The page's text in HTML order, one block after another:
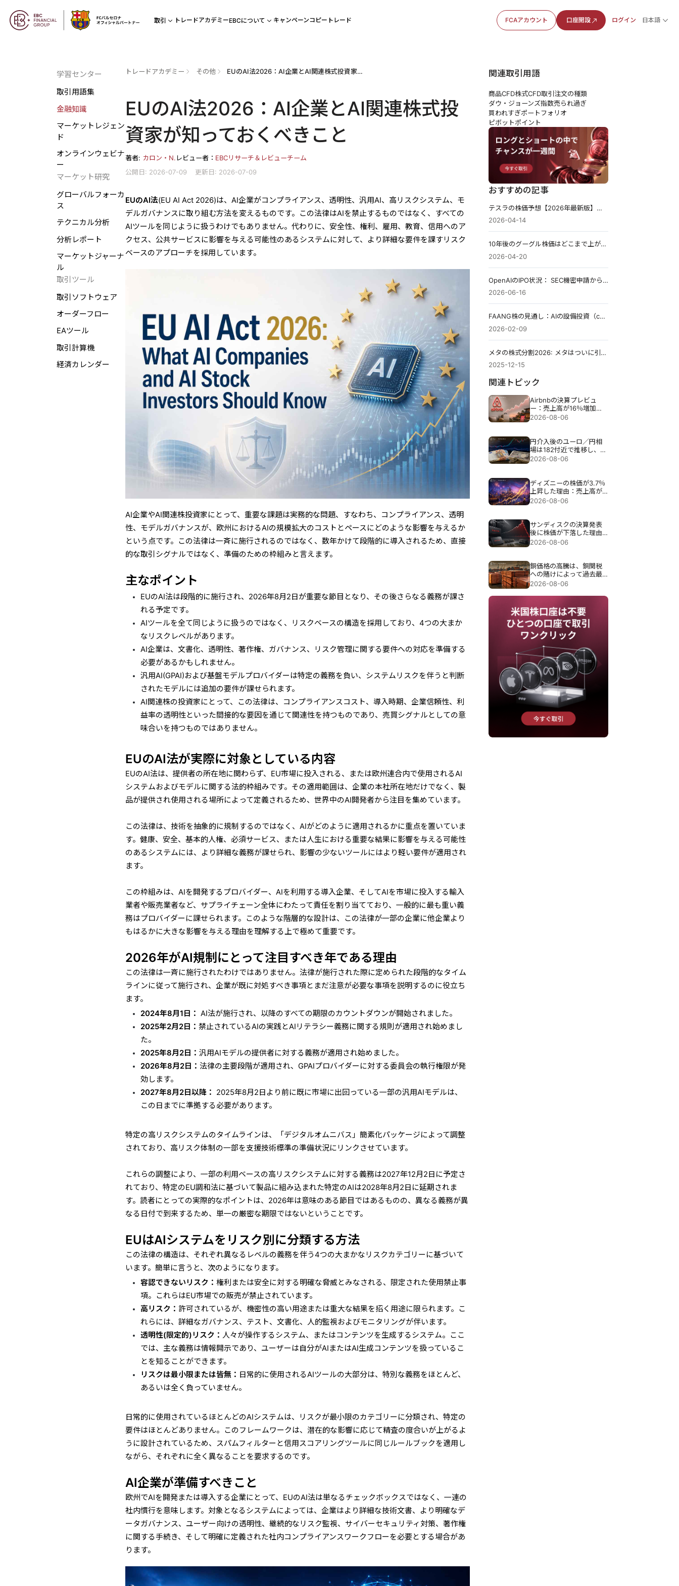
取引 トレードアカデミーEBCについて キャンペーンコピートレード FCAアカウント 口座開設 ログイン 日本語
学習センター
取引用語集
金融知識
マーケットレジェン
ド
オンラインウェビナ
ー
マーケット研究
グローバルフォーカ
ス
テクニカル分析
分析レポート
マーケットジャーナ
ル
取引ツール
取引ソフトウェア
オーダーフロー
EAツール
取引計算機
経済カレンダー
トレードアカデミー その他 EUのAI法2026：AI企業とAI関連株式投資家が知っておくべきこと
EUのAI法2026：AI企業とAI関連株式投
資家が知っておくべきこと
著者: カロン・N. レビュー者： EBCリサーチ＆レビューチーム
公開日: 2026-07-09
更新日: 2026-07-09
EUのAI法(EU AI Act 2026)は、AI企業がコンプライアンス、透明性、汎用AI、高リスクシステム、モ
デルガバナンスに取り組む方法を変えるものです。この法律はAIを禁止するものではなく、すべての
AIツールを同じように扱うわけでもありません。代わりに、安全性、権利、雇用、教育、信用へのア
クセス、公共サービスに影響を与える可能性のあるシステムに対して、より詳細な要件を課すリスク
ベースのアプローチを採用しています。
AI企業やAI関連株投資家にとって、重要な課題は実務的な問題、すなわち、コンプライアンス、透明
性、モデルガバナンスが、欧州におけるAIの規模拡大のコストとペースにどのような影響を与えるか
という点です。この法律は一斉に施行されるのではなく、数年かけて段階的に導入されるため、直接
的な取引シグナルではなく、準備のための枠組みと言えます。
主なポイント
EUのAI法は段階的に施行され、2026年8月2日が重要な節目となり、その後さらなる義務が課さ
れる予定です。
AIツールを全て同じように扱うのではなく、リスクベースの構造を採用しており、4つの大まか
なリスクレベルがあります。
AI企業は、文書化、透明性、著作権、ガバナンス、リスク管理に関する要件への対応を準備する
必要があるかもしれません。
汎用AI(GPAI)および基盤モデルプロバイダーは特定の義務を負い、システムリスクを伴うと判断
されたモデルには追加の要件が課せられます。
AI関連株の投資家にとって、この法律は、コンプライアンスコスト、導入時期、企業信頼性、利
益率の透明性といった間接的な要因を通じて関連性を持つものであり、売買シグナルとしての意
味合いを持つものではありません。
EUのAI法が実際に対象としている内容
EUのAI法は、提供者の所在地に関わらず、EU市場に投入される、または欧州連合内で使用されるAI
システムおよびモデルに関する法的枠組みです。その適用範囲は、企業の本社所在地だけでなく、製
品が提供され使用される場所によって定義されるため、世界中のAI開発者から注目を集めています。
この法律は、技術を抽象的に規制するのではなく、AIがどのように適用されるかに重点を置いていま
す。健康、安全、基本的人権、必須サービス、または人生における重要な結果に影響を与える可能性
のあるシステムには、より詳細な義務が課せられ、影響の少ないツールにはより軽い要件が適用され
ます。
この枠組みは、AIを開発するプロバイダー、AIを利用する導入企業、そしてAIを市場に投入する輸入
業者や販売業者など、サプライチェーン全体にわたって責任を割り当てており、一般的に最も重い義
務はプロバイダーに課せられます。このような階層的な設計は、この法律が一部の企業に他企業より
もはるかに大きな影響を与える理由を理解する上で極めて重要です。
2026年がAI規制にとって注目すべき年である理由
この法律は一斉に施行されたわけではありません。法律が施行された際に定められた段階的なタイム
ラインに従って施行され、企業が既に対処すべき事項とまだ注意が必要な事項を説明するのに役立ち
ます。
2024年8月1日： AI法が施行され、以降のすべての期限のカウントダウンが開始されました。
2025年2月2日：禁止されているAIの実践とAIリテラシー義務に関する規則が適用され始めまし
た。
2025年8月2日：汎用AIモデルの提供者に対する義務が適用され始めました。
2026年8月2日：法律の主要段階が適用され、GPAIプロバイダーに対する委員会の執行権限が発
効します。
2027年8月2日以降：
2025年8月2日より前に既に市場に出回っている一部の汎用AIモデルは、
この日までに準拠する必要があります。
特定の高リスクシステムのタイムラインは、「デジタルオムニバス」簡素化パッケージによって調整
されており、高リスク体制の一部を支援技術標準の準備状況にリンクさせています。
これらの調整により、一部の利用ベースの高リスクシステムに対する義務は2027年12月2日に予定さ
れており、特定のEU調和法に基づいて製品に組み込まれた特定のAIは2028年8月2日に延期されま
す。読者にとっての実際的なポイントは、2026年は意味のある節目ではあるものの、異なる義務が異
なる日付で到来するため、単一の厳密な期限ではないということです。
EUはAIシステムをリスク別に分類する方法
この法律の構造は、それぞれ異なるレベルの義務を伴う4つの大まかなリスクカテゴリーに基づいて
います。簡単に言うと、次のようになります。
容認できないリスク：権利または安全に対する明確な脅威とみなされる、限定された使用禁止事
項。これらはEU市場での販売が禁止されています。
高リスク： 許可されているが、機密性の高い用途または重大な結果を招く用途に限られます。こ
れらには、詳細なガバナンス、テスト、文書化、人的監視およびモニタリングが伴います。
透明性(限定的)リスク： 人々が操作するシステム、またはコンテンツを生成するシステム。ここ
では、主な義務は情報開示であり、ユーザーは自分がAIまたはAI生成コンテンツを扱っているこ
とを知ることができます。
リスクは最小限または皆無： 日常的に使用されるAIツールの大部分は、特別な義務をほとんど、
あるいは全く負っていません。
日常的に使用されているほとんどのAIシステムは、リスクが最小限のカテゴリーに分類され、特定の
要件はほとんどありません。このフレームワークは、潜在的な影響に応じて精査の度合いが上がるよ
うに設計されているため、スパムフィルターと信用スコアリングツールに同じルールブックを適用し
ながら、それぞれに全く異なることを要求するのです。
AI企業が準備すべきこと
欧州でAIを開発または導入する企業にとって、EUのAI法は単なるチェックボックスではなく、一連の
社内慣行を意味します。対象となるシステムによっては、企業はより詳細な技術文書、より明確なデ
ータガバナンス、ユーザー向けの透明性、継続的なリスク監視、サイバーセキュリティ対策、著作権
に関する手続き、そして明確に定義された社内コンプライアンスワークフローを必要とする場合があ
ります。
関連取引用語
商品CFD株式CFD取引注文の種類
ダウ・ジョーンズ指数売られ過ぎ
買われすぎポートフォリオ
ピボットポイント
おすすめの記事
テスラの株価予想【2026年最新版】下落は買い場か?AIとEV戦略の行方
2026-04-14
10年後のグーグル株価はどこまで上がる|最新データで読み解く成長シナリオ【2026年最新】
2026-04-20
OpenAIのIPO状況： SEC機密申請から見えるAIバブルの行方
2026-06-16
FAANG株の見通し：AIの設備投資（capex）と2026年の反発シグナル
2026-02-09
メタの株式分割2026: メタはついに引き金を引くのか?
2025-12-15
関連トピック
Airbnbの決算プレビュ
ー：売上高が16％増加し
ても、Airbnbの株価が下
2026-08-06
円介入後のユーロ／円相
場は182付近で推移し、円
介入が試される。
2026-08-06
ディズニーの株価が3.7％
上昇した理由：売上高が
予想を下回ったにもかか
2026-08-06
サンディスクの決算発表
後に株価が下落した理由
は、過去最高の89億7000
とだ。
2026-08-06
銅価格の高騰は、銅関税
への賭けによって過去最
高の6,703ドルまで押し上
2026-08-06